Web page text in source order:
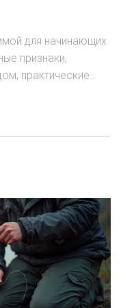
для начинающих
признаки,
практические